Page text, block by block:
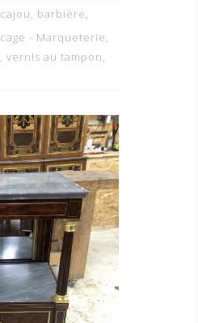
, barbière,
- Marqueterie,
, vernis au tampon,